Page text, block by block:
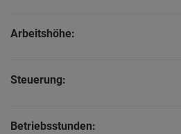
Arbeitshöhe:
Steuerung:
Betriebsstunden: